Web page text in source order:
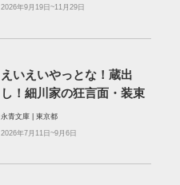
2026年9月19日~11月29日
えいえいやっとな！蔵出
し！細川家の狂言面・装束
永青文庫 | 東京都
2026年7月11日~9月6日